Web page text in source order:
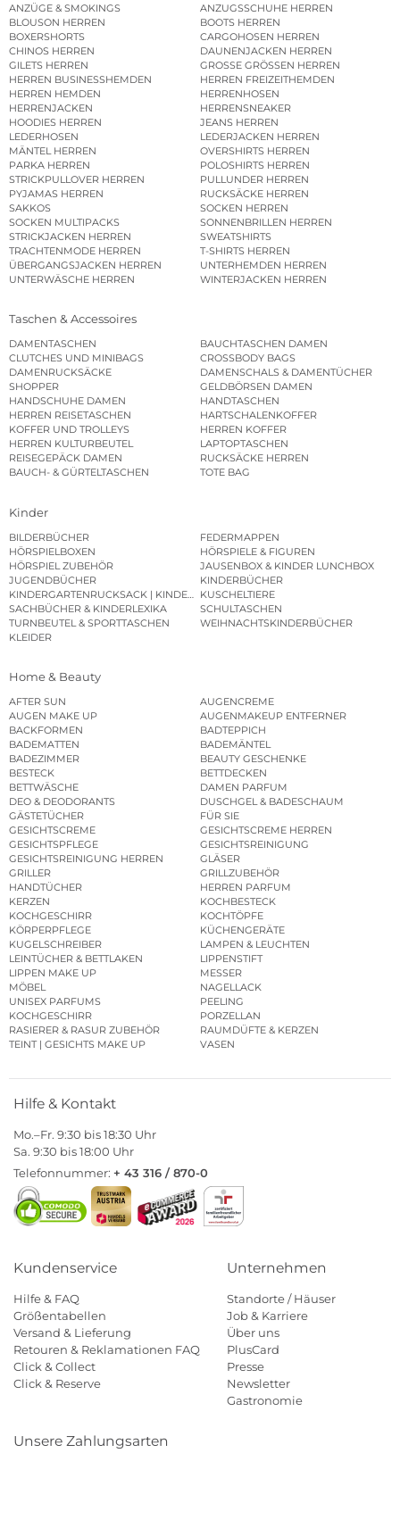
ANZÜGE & SMOKINGS
ANZUGSSCHUHE HERREN
BLOUSON HERREN
BOOTS HERREN
BOXERSHORTS
CARGOHOSEN HERREN
CHINOS HERREN
DAUNENJACKEN HERREN
GILETS HERREN
GROSSE GRÖSSEN HERREN
HERREN BUSINESSHEMDEN
HERREN FREIZEITHEMDEN
HERREN HEMDEN
HERRENHOSEN
HERRENJACKEN
HERRENSNEAKER
HOODIES HERREN
JEANS HERREN
LEDERHOSEN
LEDERJACKEN HERREN
MÄNTEL HERREN
OVERSHIRTS HERREN
PARKA HERREN
POLOSHIRTS HERREN
STRICKPULLOVER HERREN
PULLUNDER HERREN
PYJAMAS HERREN
RUCKSÄCKE HERREN
SAKKOS
SOCKEN HERREN
SOCKEN MULTIPACKS
SONNENBRILLEN HERREN
STRICKJACKEN HERREN
SWEATSHIRTS
TRACHTENMODE HERREN
T-SHIRTS HERREN
ÜBERGANGSJACKEN HERREN
UNTERHEMDEN HERREN
UNTERWÄSCHE HERREN
WINTERJACKEN HERREN
Taschen & Accessoires
DAMENTASCHEN
BAUCHTASCHEN DAMEN
CLUTCHES UND MINIBAGS
CROSSBODY BAGS
DAMENRUCKSÄCKE
DAMENSCHALS & DAMENTÜCHER
SHOPPER
GELDBÖRSEN DAMEN
HANDSCHUHE DAMEN
HANDTASCHEN
HERREN REISETASCHEN
HARTSCHALENKOFFER
KOFFER UND TROLLEYS
HERREN KOFFER
HERREN KULTURBEUTEL
LAPTOPTASCHEN
REISEGEPÄCK DAMEN
RUCKSÄCKE HERREN
BAUCH- & GÜRTELTASCHEN
TOTE BAG
Kinder
BILDERBÜCHER
FEDERMAPPEN
HÖRSPIELBOXEN
HÖRSPIELE & FIGUREN
HÖRSPIEL ZUBEHÖR
JAUSENBOX & KINDER LUNCHBOX
JUGENDBÜCHER
KINDERBÜCHER
KINDERGARTENRUCKSACK | KINDERGARTENBEUTEL
KUSCHELTIERE
SACHBÜCHER & KINDERLEXIKA
SCHULTASCHEN
TURNBEUTEL & SPORTTASCHEN
WEIHNACHTSKINDERBÜCHER
KLEIDER
Home & Beauty
AFTER SUN
AUGENCREME
AUGEN MAKE UP
AUGENMAKEUP ENTFERNER
BACKFORMEN
BADTEPPICH
BADEMATTEN
BADEMÄNTEL
BADEZIMMER
BEAUTY GESCHENKE
BESTECK
BETTDECKEN
BETTWÄSCHE
DAMEN PARFUM
DEO & DEODORANTS
DUSCHGEL & BADESCHAUM
GÄSTETÜCHER
FÜR SIE
GESICHTSCREME
GESICHTSCREME HERREN
GESICHTSPFLEGE
GESICHTSREINIGUNG
GESICHTSREINIGUNG HERREN
GLÄSER
GRILLER
GRILLZUBEHÖR
HANDTÜCHER
HERREN PARFUM
KERZEN
KOCHBESTECK
KOCHGESCHIRR
KOCHTÖPFE
KÖRPERPFLEGE
KÜCHENGERÄTE
KUGELSCHREIBER
LAMPEN & LEUCHTEN
LEINTÜCHER & BETTLAKEN
LIPPENSTIFT
LIPPEN MAKE UP
MESSER
MÖBEL
NAGELLACK
UNISEX PARFUMS
PEELING
KOCHGESCHIRR
PORZELLAN
RASIERER & RASUR ZUBEHÖR
RAUMDÜFTE & KERZEN
TEINT | GESICHTS MAKE UP
VASEN
Hilfe & Kontakt
Mo.–Fr. 9:30 bis 18:30 Uhr
Sa. 9:30 bis 18:00 Uhr
Telefonnummer: + 43 316 / 870-0
Kundenservice
Hilfe & FAQ
Größentabellen
Versand & Lieferung
Retouren & Reklamationen FAQ
Click & Collect
Click & Reserve
Unternehmen
Standorte / Häuser
Job & Karriere
Über uns
PlusCard
Presse
Newsletter
Gastronomie
Unsere Zahlungsarten